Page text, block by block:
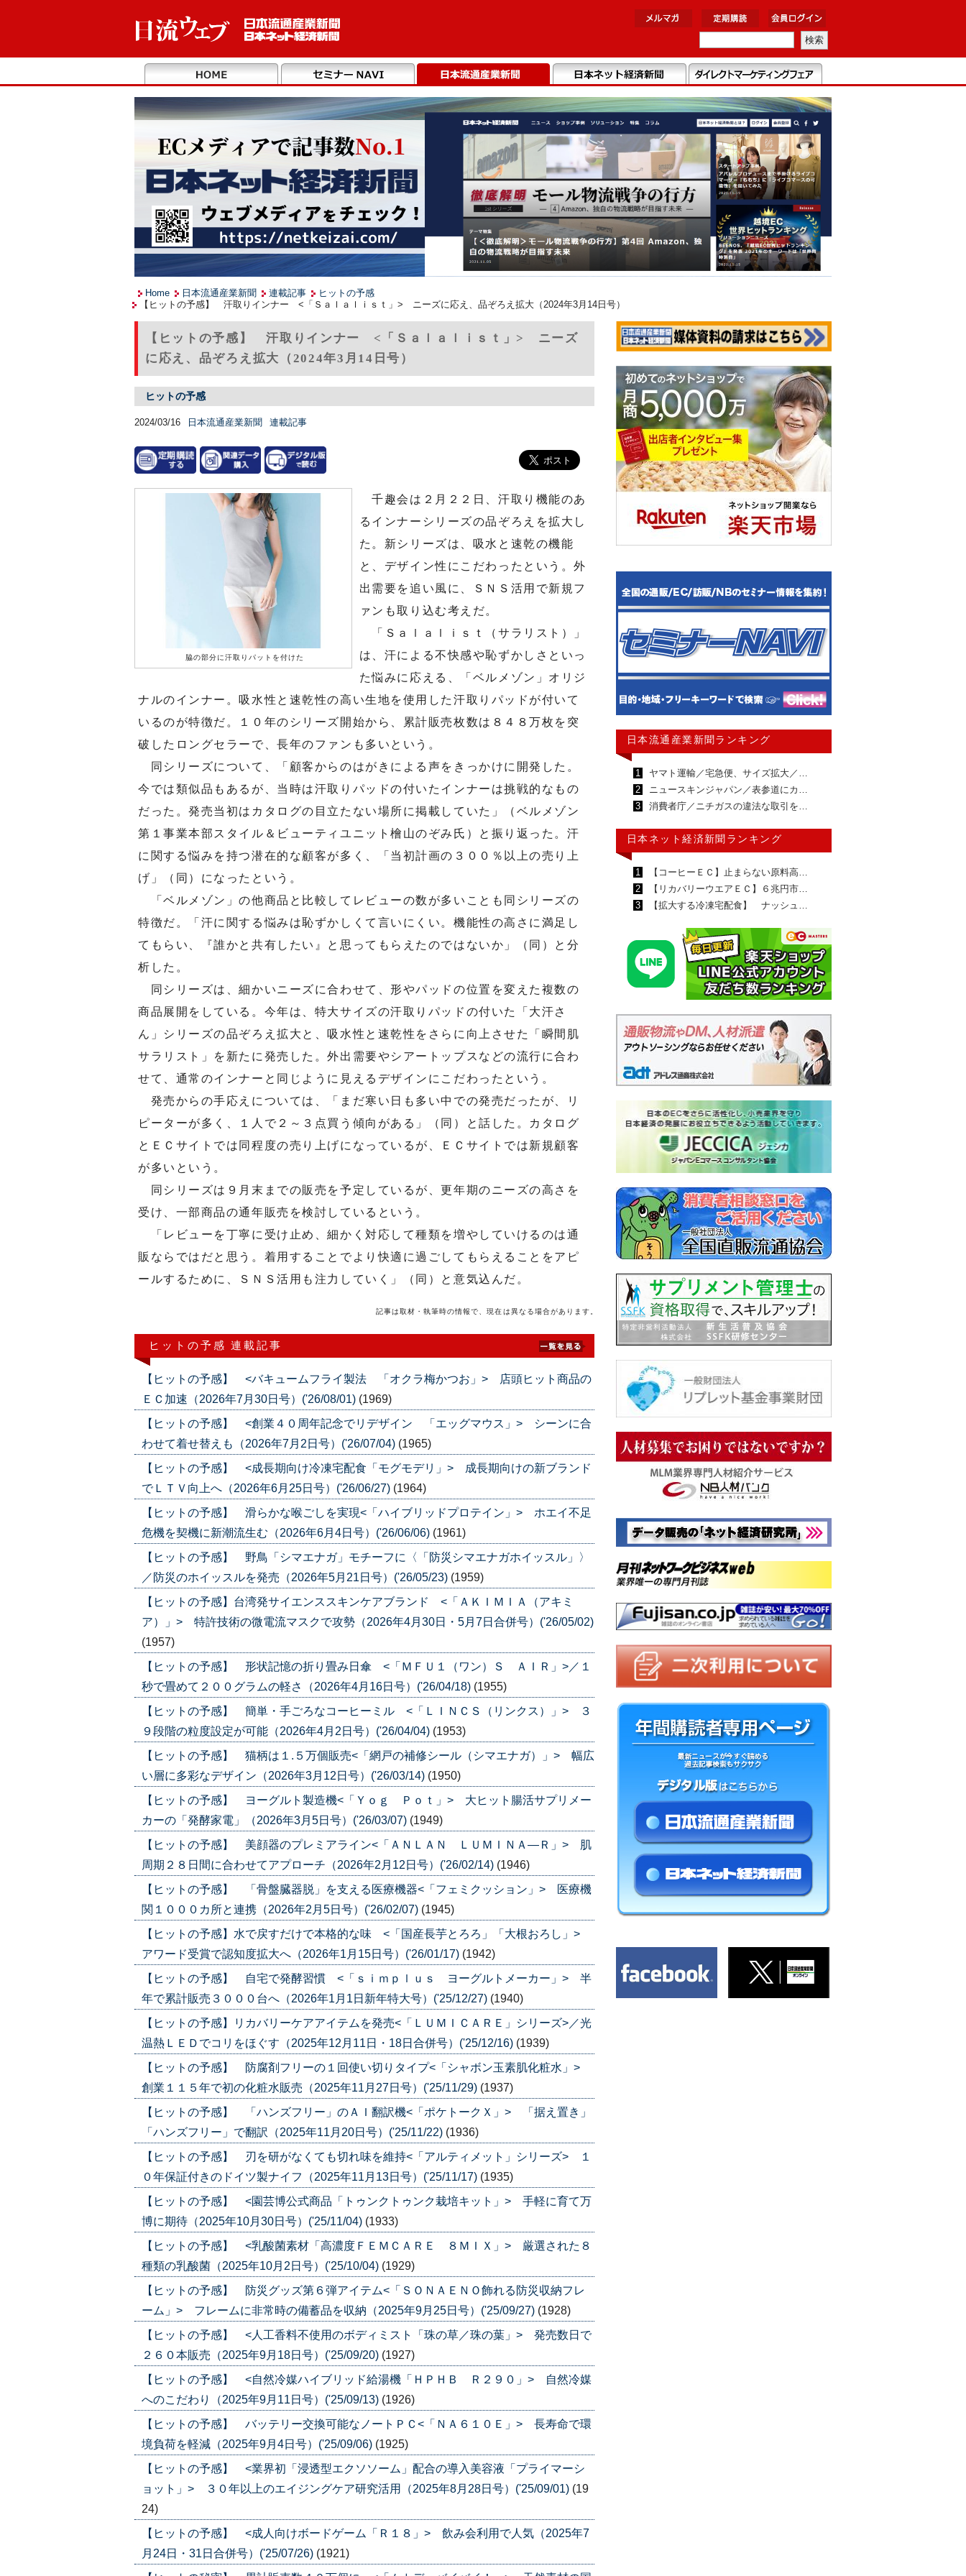
Home 日本流通産業新聞 連載記事
ヒットの予感
【ヒットの予感】 汗取りインナー <「Ｓａｌａｌｉｓｔ」> ニーズに応え、品ぞろえ拡大（2024年3月14日号）
【ヒットの予感】 汗取りインナー <「Ｓａｌａｌｉｓｔ」> ニーズ
に応え、品ぞろえ拡大（2024年3月14日号）
ヒットの予感
2024/03/16 日本流通産業新聞 連載記事
脇の部分に汗取りパットを付けた
千趣会は２月２２日、汗取り機能のあ
るインナーシリーズの品ぞろえを拡大し
た。新シリーズは、吸水と速乾の機能
と、デザイン性にこだわったという。外
出需要を追い風に、ＳＮＳ活用で新規フ
ァンも取り込む考えだ。
「Ｓａｌａｌｉｓｔ（サラリスト）」
は、汗による不快感や恥ずかしさといっ
た悩みに応える、「ベルメゾン」オリジ
ナルのインナー。吸水性と速乾性の高い生地を使用した汗取りパッドが付いて
いるのが特徴だ。１０年のシリーズ開始から、累計販売枚数は８４８万枚を突
破したロングセラーで、長年のファンも多いという。
同シリーズについて、「顧客からのはがきによる声をきっかけに開発した。
今では類似品もあるが、当時は汗取りパッドの付いたインナーは挑戦的なもの
だった。発売当初はカタログの目立たない場所に掲載していた」（ベルメゾン
第１事業本部スタイル＆ビューティユニット檜山のぞみ氏）と振り返った。汗
に関する悩みを持つ潜在的な顧客が多く、「当初計画の３００％以上の売り上
げ」（同）になったという。
「ベルメゾン」の他商品と比較してレビューの数が多いことも同シリーズの
特徴だ。「汗に関する悩みは恥ずかしくて言いにくい。機能性の高さに満足し
てもらい、『誰かと共有したい』と思ってもらえたのではないか」（同）と分
析した。
同シリーズは、細かいニーズに合わせて、形やパッドの位置を変えた複数の
商品展開をしている。今年は、特大サイズの汗取りパッドの付いた「大汗さ
ん」シリーズの品ぞろえ拡大と、吸水性と速乾性をさらに向上させた「瞬間肌
サラリスト」を新たに発売した。外出需要やシアートップスなどの流行に合わ
せて、通常のインナーと同じように見えるデザインにこだわったという。
発売からの手応えについては、「まだ寒い日も多い中での発売だったが、リ
ピーターが多く、１人で２～３点買う傾向がある」（同）と話した。カタログ
とＥＣサイトでは同程度の売り上げになっているが、ＥＣサイトでは新規顧客
が多いという。
同シリーズは９月末までの販売を予定しているが、更年期のニーズの高さを
受け、一部商品の通年販売を検討しているという。
「レビューを丁寧に受け止め、細かく対応して種類を増やしていけるのは通
販ならではだと思う。着用することでより快適に過ごしてもらえることをアピ
ールするために、ＳＮＳ活用も注力していく」（同）と意気込んだ。
記事は取材・執筆時の情報で、現在は異なる場合があります。
ヒットの予感 連載記事
【ヒットの予感】 <バキュームフライ製法 「オクラ梅かつお」> 店頭ヒット商品の
ＥＣ加速（2026年7月30日号）('26/08/01) (1969)
【ヒットの予感】 <創業４０周年記念でリデザイン 「エッグマウス」> シーンに合
わせて着せ替えも（2026年7月2日号）('26/07/04) (1965)
【ヒットの予感】 <成長期向け冷凍宅配食「モグモデリ」> 成長期向けの新ブランド
でＬＴＶ向上へ（2026年6月25日号）('26/06/27) (1964)
【ヒットの予感】 滑らかな喉ごしを実現<「ハイブリッドプロテイン」> ホエイ不足
危機を契機に新潮流生む（2026年6月4日号）('26/06/06) (1961)
【ヒットの予感】 野鳥「シマエナガ」モチーフに〈「防災シマエナガホイッスル」〉
／防災のホイッスルを発売（2026年5月21日号）('26/05/23) (1959)
【ヒットの予感】台湾発サイエンススキンケアブランド <「ＡＫＩＭＩＡ（アキミ
ア）」> 特許技術の微電流マスクで攻勢（2026年4月30日・5月7日合併号）('26/05/02)
(1957)
【ヒットの予感】 形状記憶の折り畳み日傘 <「ＭＦＵ１（ワン）Ｓ ＡＩＲ」>／１
秒で畳めて２００グラムの軽さ（2026年4月16日号）('26/04/18) (1955)
【ヒットの予感】 簡単・手ごろなコーヒーミル <「ＬＩＮＣＳ（リンクス）」> ３
９段階の粒度設定が可能（2026年4月2日号）('26/04/04) (1953)
【ヒットの予感】 猫柄は１.５万個販売<「網戸の補修シール（シマエナガ）」> 幅広
い層に多彩なデザイン（2026年3月12日号）('26/03/14) (1950)
【ヒットの予感】 ヨーグルト製造機<「Ｙｏｇ Ｐｏｔ」> 大ヒット腸活サプリメー
カーの「発酵家電」（2026年3月5日号）('26/03/07) (1949)
【ヒットの予感】 美顔器のプレミアライン<「ＡＮＬＡＮ ＬＵＭＩＮＡ―Ｒ」> 肌
周期２８日間に合わせてアプローチ（2026年2月12日号）('26/02/14) (1946)
【ヒットの予感】 「骨盤臓器脱」を支える医療機器<「フェミクッション」> 医療機
関１０００カ所と連携（2026年2月5日号）('26/02/07) (1945)
【ヒットの予感】水で戻すだけで本格的な味 <「国産長芋とろろ」「大根おろし」>
アワード受賞で認知度拡大へ（2026年1月15日号）('26/01/17) (1942)
【ヒットの予感】 自宅で発酵習慣 <「ｓｉｍｐｌｕｓ ヨーグルトメーカー」> 半
年で累計販売３０００台へ（2026年1月1日新年特大号）('25/12/27) (1940)
【ヒットの予感】リカバリーケアアイテムを発売<「ＬＵＭＩＣＡＲＥ」シリーズ>／光
温熱ＬＥＤでコリをほぐす（2025年12月11日・18日合併号）('25/12/16) (1939)
【ヒットの予感】 防腐剤フリーの１回使い切りタイプ<「シャボン玉素肌化粧水」>
創業１１５年で初の化粧水販売（2025年11月27日号）('25/11/29) (1937)
【ヒットの予感】 「ハンズフリー」のＡＩ翻訳機<「ポケトークＸ」> 「据え置き」
「ハンズフリー」で翻訳（2025年11月20日号）('25/11/22) (1936)
【ヒットの予感】 刃を研がなくても切れ味を維持<「アルティメット」シリーズ> １
０年保証付きのドイツ製ナイフ（2025年11月13日号）('25/11/17) (1935)
【ヒットの予感】 <園芸博公式商品「トゥンクトゥンク栽培キット」> 手軽に育て万
博に期待（2025年10月30日号）('25/11/04) (1933)
【ヒットの予感】 <乳酸菌素材「高濃度ＦＥＭＣＡＲＥ ８ＭＩＸ」> 厳選された８
種類の乳酸菌（2025年10月2日号）('25/10/04) (1929)
【ヒットの予感】 防災グッズ第６弾アイテム<「ＳＯＮＡＥＮＯ飾れる防災収納フレ
ーム」> フレームに非常時の備蓄品を収納（2025年9月25日号）('25/09/27) (1928)
【ヒットの予感】 <人工香料不使用のボディミスト「珠の草／珠の葉」> 発売数日で
２６０本販売（2025年9月18日号）('25/09/20) (1927)
【ヒットの予感】 <自然冷媒ハイブリッド給湯機「ＨＰＨＢ Ｒ２９０」> 自然冷媒
へのこだわり（2025年9月11日号）('25/09/13) (1926)
【ヒットの予感】 バッテリー交換可能なノートＰＣ<「ＮＡ６１０Ｅ」> 長寿命で環
境負荷を軽減（2025年9月4日号）('25/09/06) (1925)
【ヒットの予感】 <業界初「浸透型エクソソーム」配合の導入美容液「プライマーシ
ョット」> ３０年以上のエイジングケア研究活用（2025年8月28日号）('25/09/01) (19
24)
【ヒットの予感】 <成人向けボードゲーム「Ｒ１８」> 飲み会利用で人気（2025年7
月24日・31日合併号）('25/07/26) (1921)
日本流通産業新聞ランキング
1
ヤマト運輸／宅急便、サイズ拡大／…
2
ニュースキンジャパン／表参道にカ…
3
消費者庁／ニチガスの違法な取引を…
日本ネット経済新聞ランキング
1
【コーヒーＥＣ】止まらない原料高…
2
【リカバリーウエアＥＣ】６兆円市…
3
【拡大する冷凍宅配食】 ナッシュ…